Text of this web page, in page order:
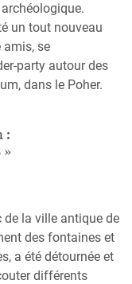
un tout nouveau
amis, se
party autour des
dans le Poher.
:
de la ville antique de
des fontaines et
a été détournée et
différents